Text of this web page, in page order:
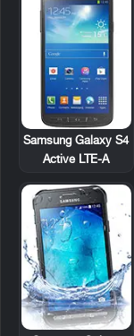
Samsung Galaxy S4
Active LTE-A